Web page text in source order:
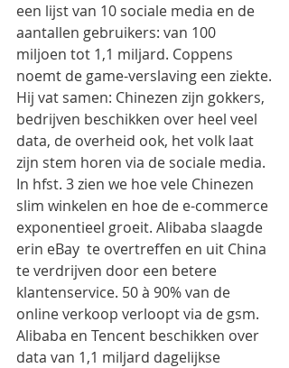
een lijst van 10 sociale media en de
aantallen gebruikers: van 100
miljoen tot 1,1 miljard. Coppens
noemt de game-verslaving een ziekte.
Hij vat samen: Chinezen zijn gokkers,
bedrijven beschikken over heel veel
data, de overheid ook, het volk laat
zijn stem horen via de sociale media.
In hfst. 3 zien we hoe vele Chinezen
slim winkelen en hoe de e-commerce
exponentieel groeit. Alibaba slaagde
erin eBay  te overtreffen en uit China
te verdrijven door een betere
klantenservice. 50 à 90% van de
online verkoop verloopt via de gsm.
Alibaba en Tencent beschikken over
data van 1,1 miljard dagelijkse